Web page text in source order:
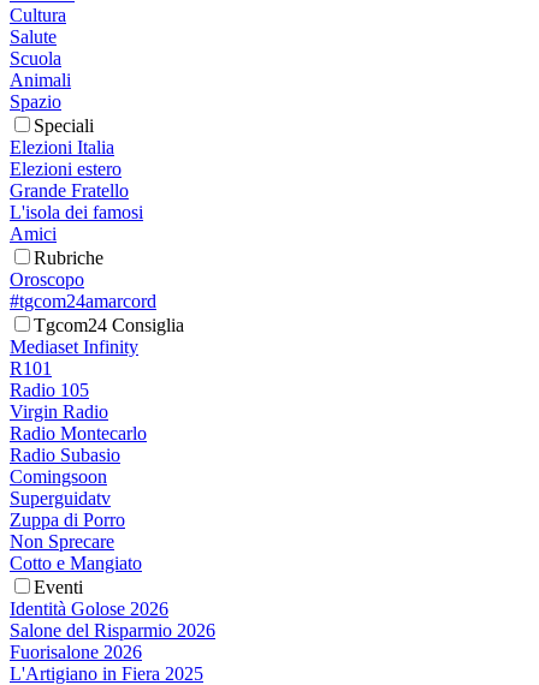
Cultura
Salute
Scuola
Animali
Spazio
Speciali
Elezioni Italia
Elezioni estero
Grande Fratello
L'isola dei famosi
Amici
Rubriche
Oroscopo
#tgcom24amarcord
Tgcom24 Consiglia
Mediaset Infinity
R101
Radio 105
Virgin Radio
Radio Montecarlo
Radio Subasio
Comingsoon
Superguidatv
Zuppa di Porro
Non Sprecare
Cotto e Mangiato
Eventi
Identità Golose 2026
Salone del Risparmio 2026
Fuorisalone 2026
L'Artigiano in Fiera 2025